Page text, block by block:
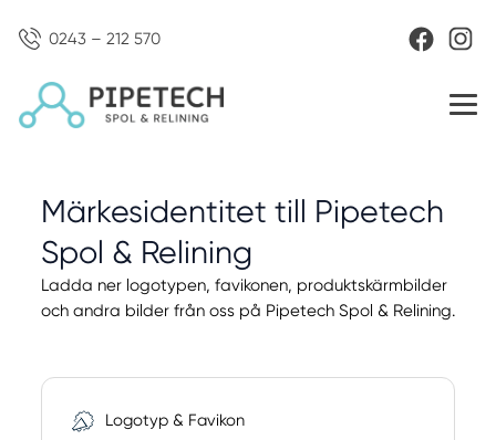
0243 – 212 570
Märkesidentitet till Pipetech
Spol & Relining
Ladda ner logotypen, favikonen, produktskärmbilder
och andra bilder från oss på Pipetech Spol & Relining.
Logotyp & Favikon